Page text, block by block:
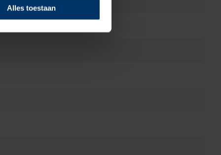
Alles toestaan